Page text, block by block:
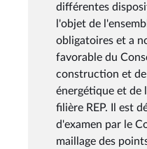
différentes
l'objet de
obligatoires et a
favorable du
construction et
énergétique et de
filière REP. Il est
d'examen par le
maillage des